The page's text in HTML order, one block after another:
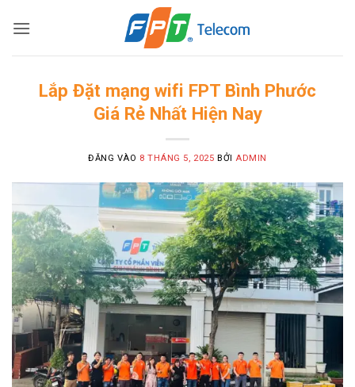
qua
Lắp Đặt mạng wifi FPT Bình Phước
Giá Rẻ Nhất Hiện Nay
ĐĂNG VÀO 8 THÁNG 5, 2025 BỞIADMIN